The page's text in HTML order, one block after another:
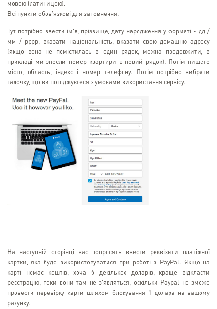
мовою (латиницею).
Всі пункти обов'язкові для заповнення.
Тут потрібно ввести ім'я, прізвище, дату народження у форматі - дд /
мм / рррр, вказати національність, вказати свою домашню адресу
(якщо вона не помістилась в один рядок, можна продовжити, в
прикладі ми знесли номер квартири в новий рядок). Потім пишете
місто, область, індекс і номер телефону. Потім потрібно вибрати
галочку, що ви погоджуєтеся з умовами використання сервісу.
На наступній сторінці вас попросять ввести реквізити платіжної
картки, яка буде використовуватися при роботі з PayPal. Якщо на
карті немає коштів, хоча б декількох доларів, краще відкласти
реєстрацію, поки вони там не з'являться, оскільки Paypal не зможе
провести перевірку карти шляхом блокування 1 долара на вашому
рахунку.